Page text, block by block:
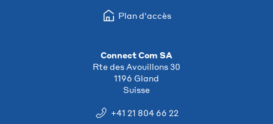
Plan d'accès
Connect Com SA
Rte des Avouillons 30
1196 Gland
Suisse
+41 21 804 66 22